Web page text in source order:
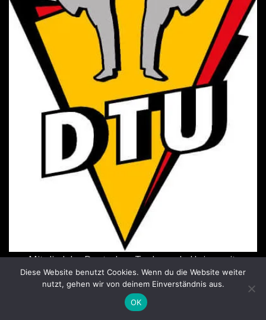
Mitglied der Deutschen Taekwondo Union seit
2006
Diese Website benutzt Cookies. Wenn du die Website weiter
nutzt, gehen wir von deinem Einverständnis aus.
OK